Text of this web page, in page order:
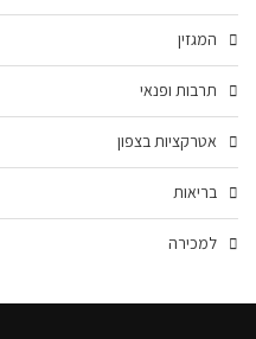
המגזין
תרבות ופנאי
אטרקציות בצפון
בריאות
למכירה